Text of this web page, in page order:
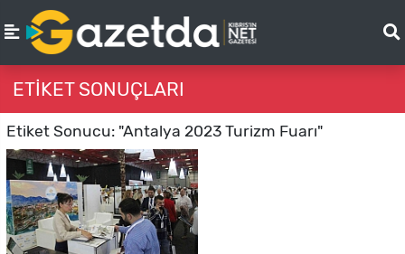
ETIKET SONUÇLARI
Etiket Sonucu: "Antalya 2023 Turizm Fuarı"